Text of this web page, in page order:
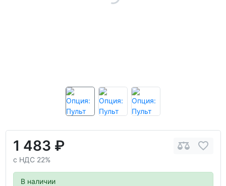
1 483 ₽
с НДС 22%
В наличии